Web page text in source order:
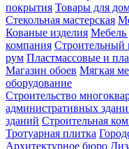
покрытия Товары для
Стекольная мастерская
Кованые изделия Мебель
компания Строительный
рум Пластмассовые и
Магазин обоев Мягкая
оборудование
Строительство
административных
зданий Строительная
Тротуарная плитка
Архитектурное бюро